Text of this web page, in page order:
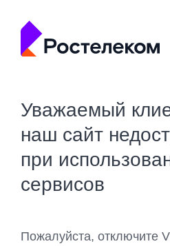
Уважаемый
наш сайт
при
сервисов
Пожалуйста, отключите